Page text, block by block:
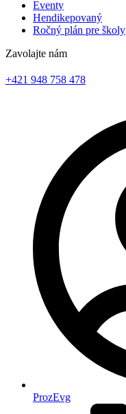
Eventy
Hendikepovaný
Ročný plán pre školy
Zavolajte nám
+421 948 758 478
ProzEvg